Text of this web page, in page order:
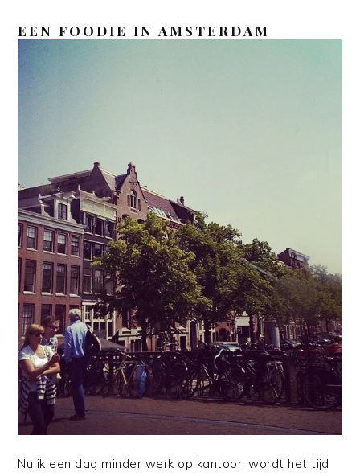
EEN FOODIE IN AMSTERDAM
Nu ik een dag minder werk op kantoor, wordt het tijd